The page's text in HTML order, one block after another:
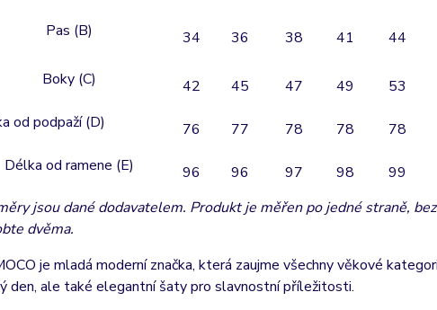
Pas (B) 34 36 38 41 44
Boky (C) 42 45 47 49 53
od podpaží (D)
76 77 78 78 78
Délka od ramene (E)
96 96 97 98 99
jsou dané dodavatelem. Produkt je měřen po jedné straně,
dvěma.
je mladá moderní značka, která zaujme všechny věkové
den, ale také elegantní šaty pro slavnostní příležitosti.